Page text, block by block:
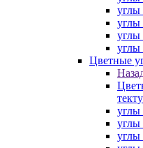
углы
углы
углы
углы
Цветные
углы
углы
углы